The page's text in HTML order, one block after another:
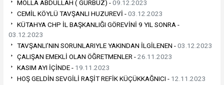
MOLLA ABDULLAH ( GÜRBÜZ) -09.12.2023
CEMİL KÖYLÜ TAVŞANLI HUZUREVİ -03.12.2023
KÜTAHYA CHP İL BAŞKANLIĞI GÖREVİNİ 9 YIL SONRA -
03.12.2023
TAVŞANLI’NIN SORUNLARIYLE YAKINDAN İLGİLENEN -03.12.2023
ÇALIŞAN EMEKLİ OLAN ÖĞRETMENLER -26.11.2023
KASIM AYI İÇİNDE - 19.11.2023
HOŞ GELDİN SEVGİLİ RAŞİT REFİK KÜÇÜKKAĞNICI - 12.11.2023